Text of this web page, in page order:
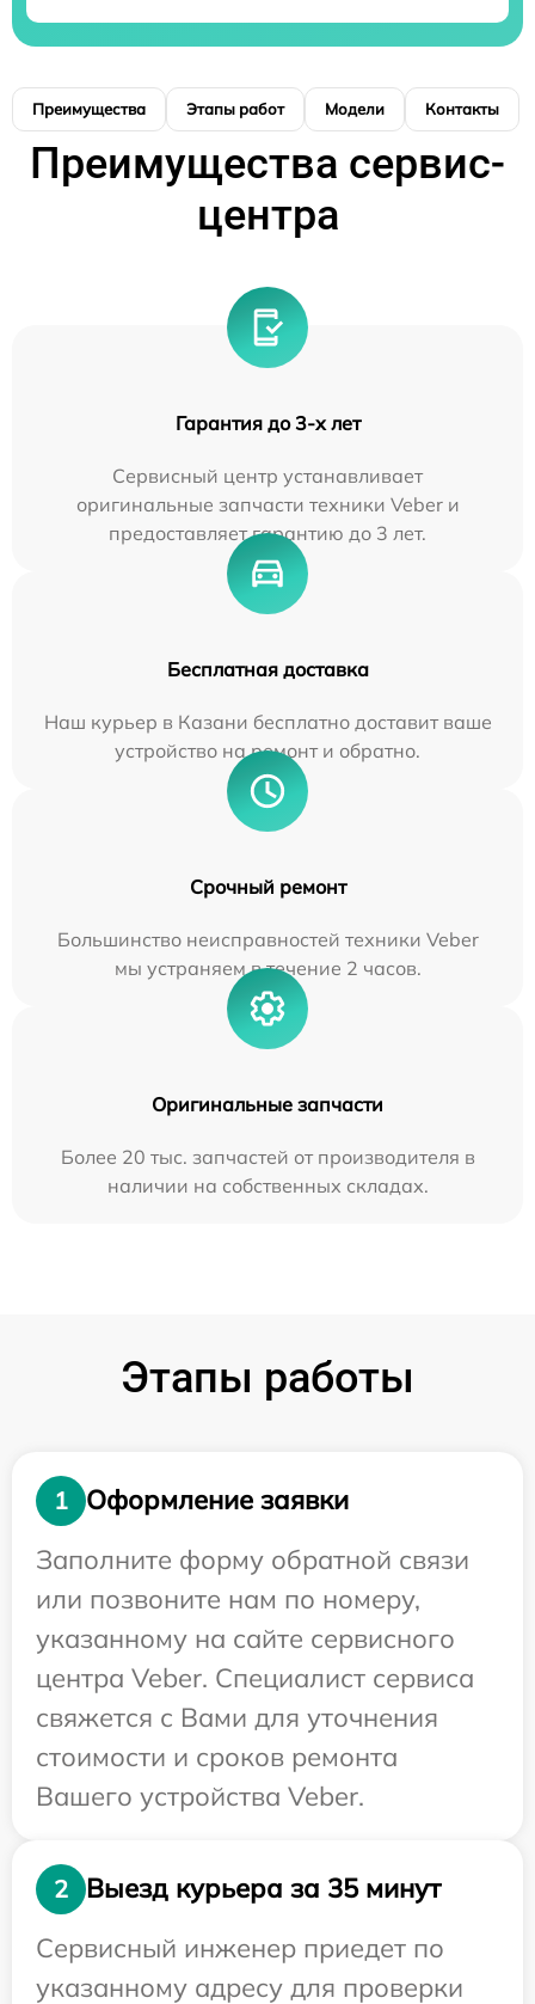
Преимущества Этапы работ Модели Контакты
Преимущества сервис-
центра
Гарантия до 3-х лет
Сервисный центр устанавливает
оригинальные запчасти техники Veber и
предоставляет гарантию до 3 лет.
Бесплатная доставка
Наш курьер в Казани бесплатно доставит ваше
устройство на ремонт и обратно.
Срочный ремонт
Большинство неисправностей техники Veber
мы устраняем в течение 2 часов.
Оригинальные запчасти
Более 20 тыс. запчастей от производителя в
наличии на собственных складах.
Этапы работы
1
Оформление заявки
Заполните форму обратной связи
или позвоните нам по номеру,
указанному на сайте сервисного
центра Veber. Специалист сервиса
свяжется с Вами для уточнения
стоимости и сроков ремонта
Вашего устройства Veber.
2
Выезд курьера за 35 минут
Сервисный инженер приедет по
указанному адресу для проверки